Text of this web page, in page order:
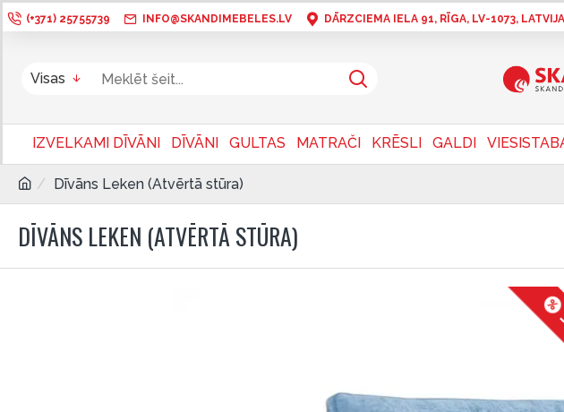
(+371) 25755739 INFO@SKANDIMEBELES.LV DĀRZCIEMA IELA 91, RĪGA, LV-1073, LATVIJA
Visas
IZVELKAMI DĪVĀNI DĪVĀNI GULTAS MATRAČI KRĒSLI GALDI
Dīvāns Leken (Atvērtā stūra)
DĪVĀNS LEKEN (ATVĒRTĀ STŪRA)